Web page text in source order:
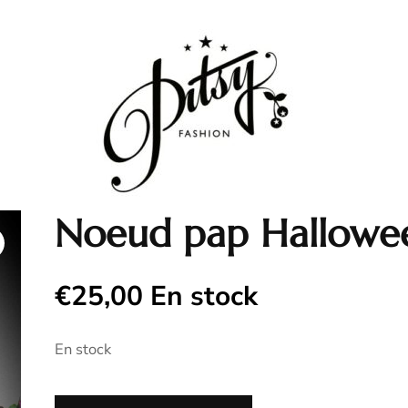
Noeud pap
€25,00 En stock
En stock
quantité